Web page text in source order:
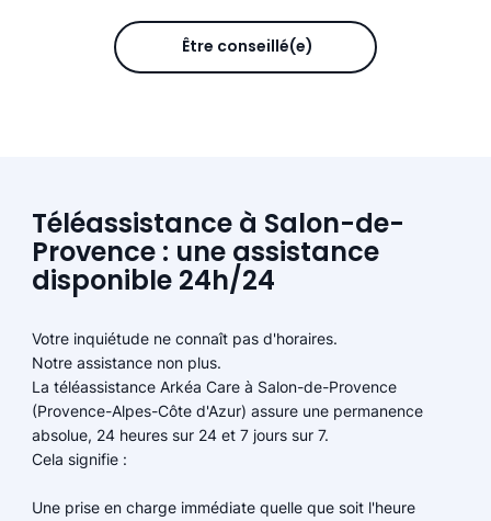
Être conseillé(e)
Téléassistance à Salon-de-
Provence : une assistance
disponible 24h/24
Votre inquiétude ne connaît pas d'horaires.
Notre assistance non plus.
La téléassistance Arkéa Care à Salon-de-Provence
(Provence-Alpes-Côte d'Azur) assure une permanence
absolue, 24 heures sur 24 et 7 jours sur 7.
Cela signifie :
Une prise en charge immédiate quelle que soit l'heure